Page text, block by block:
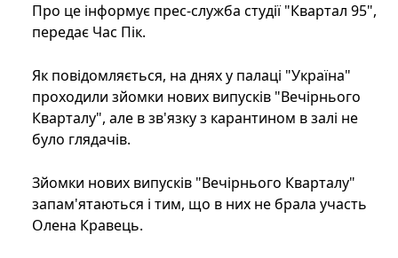
Про це інформує прес-служба студії "Квартал 95",
передає Час Пік.
Як повідомляється, на днях у палаці "Україна"
проходили зйомки нових випусків "Вечірнього
Кварталу", але в зв'язку з карантином в залі не
було глядачів.
Зйомки нових випусків "Вечірнього Кварталу"
запам'ятаються і тим, що в них не брала участь
Олена Кравець.